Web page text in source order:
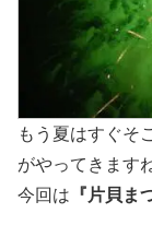
もう夏はすぐそ
がやってきます
今回は 『片貝ま